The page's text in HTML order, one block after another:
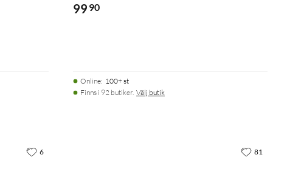
99 90
Online: 100+ st
Finns i 92 butiker. Välj butik
6 81